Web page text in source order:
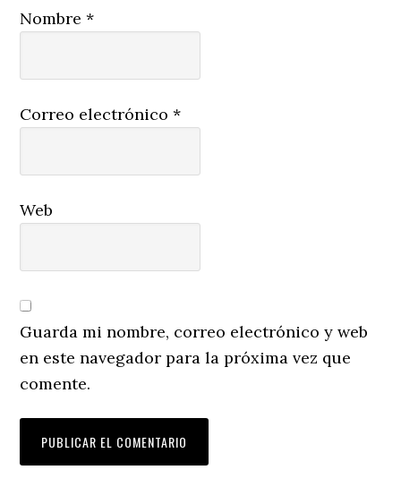
Nombre*
Correo electrónico*
Web
Guarda mi nombre, correo electrónico y web
en este navegador para la próxima vez que
comente.